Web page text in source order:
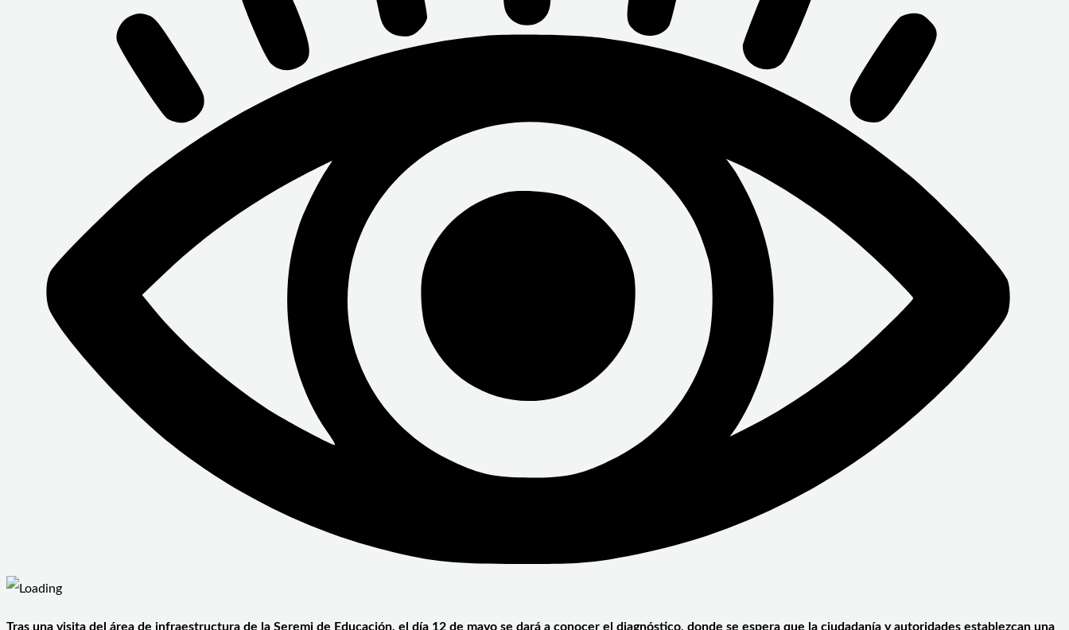
Tras una visita del área de infraestructura de la Seremi de Educación, el día 12 de mayo se dará a conocer el diagnóstico, donde se espera que la ciudadanía y autoridades establezcan una